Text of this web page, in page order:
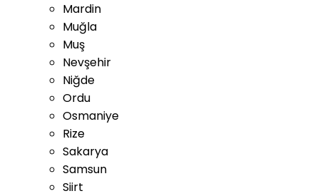
Mardin
Muğla
Muş
Nevşehir
Niğde
Ordu
Osmaniye
Rize
Sakarya
Samsun
Siirt